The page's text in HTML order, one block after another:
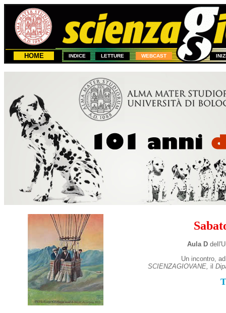
HOME INDICE LETTURE WEBCAST
Aula D
Un incontro,
SCIENZAGIOVANE, il